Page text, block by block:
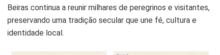
Beiras continua a reunir milhares de peregrinos e visitantes,
preservando uma tradição secular que une fé, cultura e
identidade local.